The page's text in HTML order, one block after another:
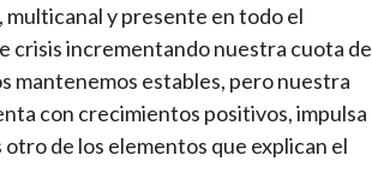
y presente en todo el
crisis incrementando nuestra cuota de
mantenemos estables, pero nuestra
con crecimientos positivos, impulsa
de los elementos que explican el